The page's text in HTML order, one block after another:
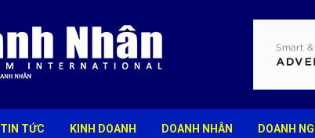
TIN TỨC KINH DOANH DOANH NHÂN DOANH